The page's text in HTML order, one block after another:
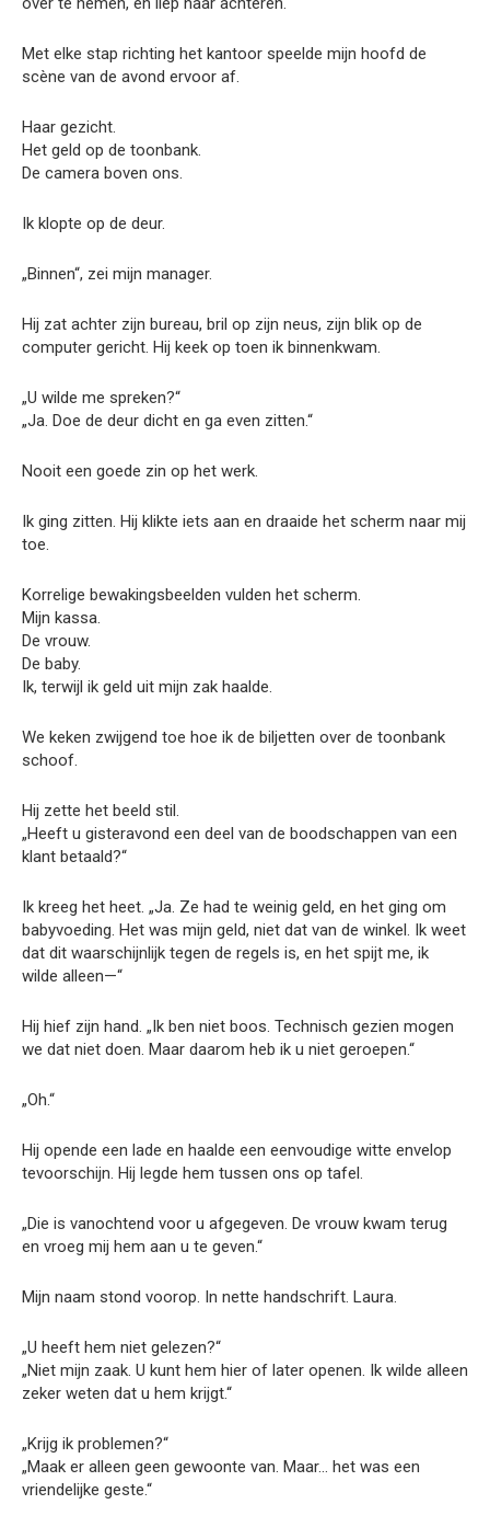
Met elke stap richting het kantoor speelde mijn hoofd de
scène van de avond ervoor af.
Haar gezicht.
Het geld op de toonbank.
De camera boven ons.
Ik klopte op de deur.
„Binnen“, zei mijn manager.
Hij zat achter zijn bureau, bril op zijn neus, zijn blik op de
computer gericht. Hij keek op toen ik binnenkwam.
„U wilde me spreken?“
„Ja. Doe de deur dicht en ga even zitten.“
Nooit een goede zin op het werk.
Ik ging zitten. Hij klikte iets aan en draaide het scherm naar mij
toe.
Korrelige bewakingsbeelden vulden het scherm.
Mijn kassa.
De vrouw.
De baby.
Ik, terwijl ik geld uit mijn zak haalde.
We keken zwijgend toe hoe ik de biljetten over de toonbank
schoof.
Hij zette het beeld stil.
„Heeft u gisteravond een deel van de boodschappen van een
klant betaald?“
Ik kreeg het heet. „Ja. Ze had te weinig geld, en het ging om
babyvoeding. Het was mijn geld, niet dat van de winkel. Ik weet
dat dit waarschijnlijk tegen de regels is, en het spijt me, ik
wilde alleen—“
Hij hief zijn hand. „Ik ben niet boos. Technisch gezien mogen
we dat niet doen. Maar daarom heb ik u niet geroepen.“
„Oh.“
Hij opende een lade en haalde een eenvoudige witte envelop
tevoorschijn. Hij legde hem tussen ons op tafel.
„Die is vanochtend voor u afgegeven. De vrouw kwam terug
en vroeg mij hem aan u te geven.“
Mijn naam stond voorop. In nette handschrift. Laura.
„U heeft hem niet gelezen?“
„Niet mijn zaak. U kunt hem hier of later openen. Ik wilde alleen
zeker weten dat u hem krijgt.“
„Krijg ik problemen?“
„Maak er alleen geen gewoonte van. Maar… het was een
vriendelijke geste.“